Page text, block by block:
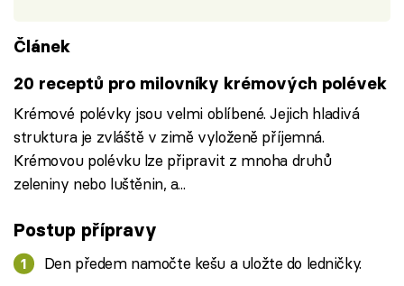
Článek
20 receptů pro milovníky krémových polévek
Krémové polévky jsou velmi oblíbené. Jejich hladivá
struktura je zvláště v zimě vyloženě příjemná.
Krémovou polévku lze připravit z mnoha druhů
zeleniny nebo luštěnin, a...
Postup přípravy
Den předem namočte kešu a uložte do ledničky.